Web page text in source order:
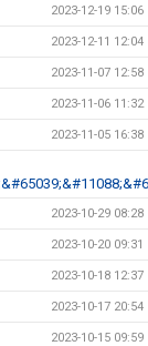
2023-12-19 15:06
2023-12-11 12:04
2023-11-07 12:58
2023-11-06 11:32
2023-11-05 16:38
2023-10-29 08:28
2023-10-20 09:31
2023-10-18 12:37
2023-10-17 20:54
2023-10-15 09:59